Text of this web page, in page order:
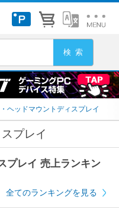
ヘッドマウントディスプレイ
プレイ
プレイ 売上ランキン
全てのランキングを見る